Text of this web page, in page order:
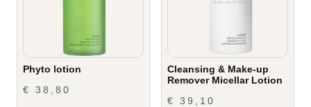
Phyto lotion
€
38,80
Cleansing & Make-up
Remover Micellar Lotion
€
39,10